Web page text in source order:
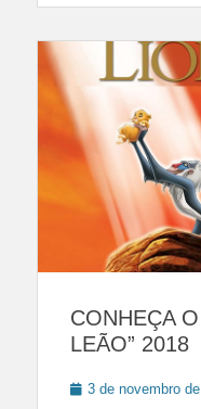
CONHEÇA
LEÃO” 2018
Posted
3 de novembro